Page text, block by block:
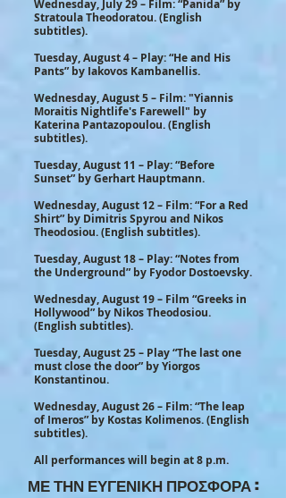
Wednesday, July 29 – Film: “Panida” by
Stratoula Theodoratou. (English
subtitles).
Tuesday, August 4 – Play: “He and His
Pants” by Iakovos Kambanellis.
Wednesday, August 5 – Film: "Yiannis
Moraitis Nightlife's Farewell" by
Katerina Pantazopoulou. (English
subtitles).
Tuesday, August 11 – Play: “Before
Sunset” by Gerhart Hauptmann.
Wednesday, August 12 – Film: “For a Red
Shirt” by Dimitris Spyrou and Nikos
Theodosiou. (English subtitles).
Tuesday, August 18 – Play: “Notes from
the Underground” by Fyodor Dostoevsky.
Wednesday, August 19 – Film “Greeks in
Hollywood” by Nikos Theodosiou.
(English subtitles).
Tuesday, August 25 – Play “The last one
must close the door” by Yiorgos
Konstantinou.
Wednesday, August 26 – Film: “The leap
of Imeros” by Kostas Kolimenos. (English
subtitles).
All performances will begin at 8 p.m.
ΜΕ ΤΗΝ ΕΥΓΕΝΙΚΗ ΠΡΟΣΦΟΡΑ :